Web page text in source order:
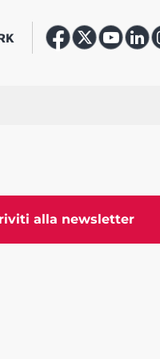
alla newsletter